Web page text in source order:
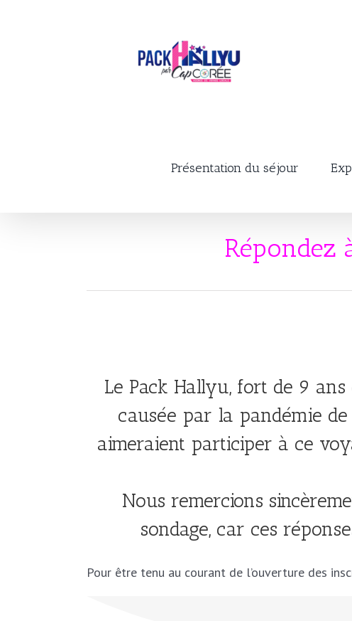
Présentation du séjour
Répondez
Le Pack Hallyu, fort de 9
causée par la pandémie
aimeraient participer à ce
Nous remercions
sondage, car ces
Pour être tenu au courant de l’ouverture des